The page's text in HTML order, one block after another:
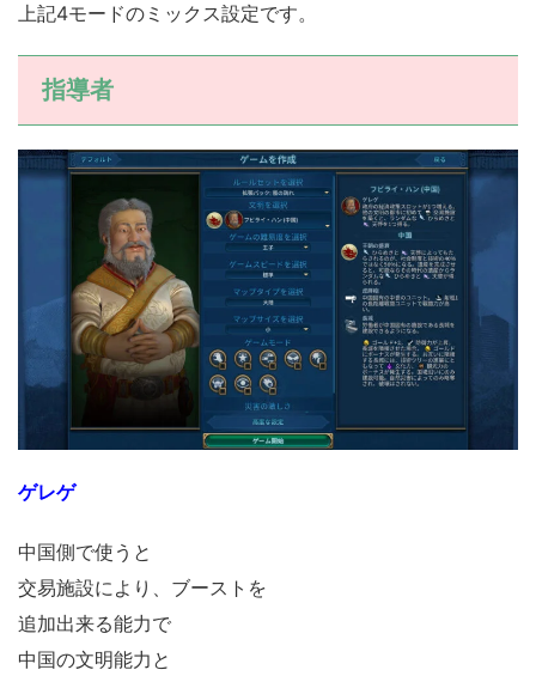
上記4モードのミックス設定です。
指導者
ゲレゲ
中国側で使うと
交易施設により、ブーストを
追加出来る能力で
中国の文明能力と